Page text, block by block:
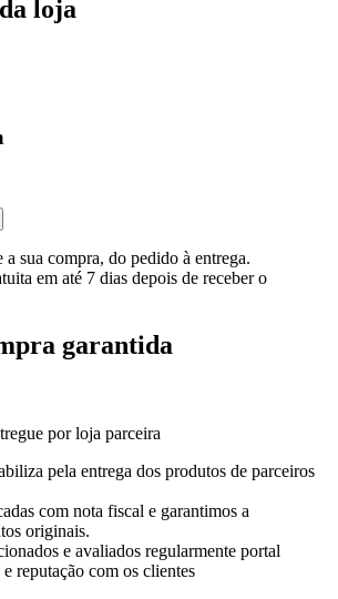
loja
a sua compra, do pedido à entrega.
em até 7 dias depois de receber o
garantida
por loja parceira
pela entrega dos produtos de parceiros
com nota fiscal e garantimos a
originais.
e avaliados regularmente portal
reputação com os clientes